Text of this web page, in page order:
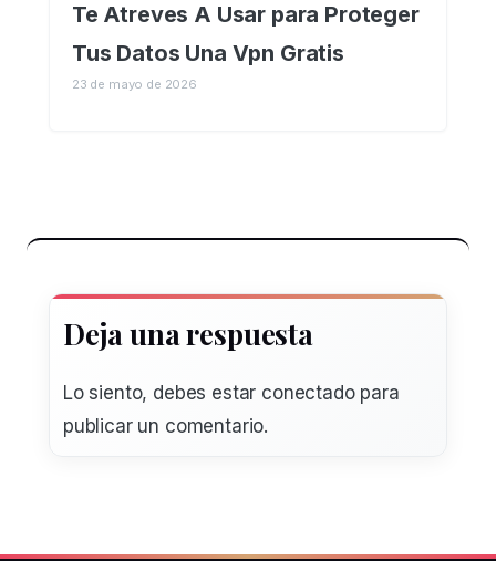
Te Atreves A Usar para Proteger
Tus Datos Una Vpn Gratis
23 de mayo de 2026
Deja una respuesta
Lo siento, debes estar conectadopara
publicar un comentario.